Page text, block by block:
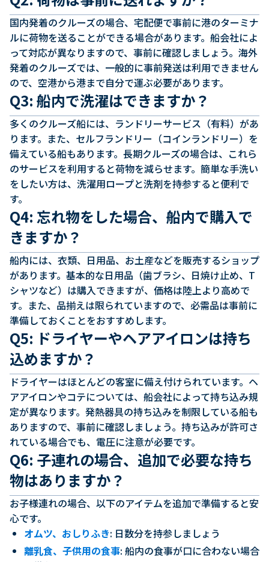
国内発着のクルーズの場合、宅配便で事前に港のターミナ
ルに荷物を送ることができる場合があります。船会社によ
って対応が異なりますので、事前に確認しましょう。海外
発着のクルーズでは、一般的に事前発送は利用できません
ので、空港から港まで自分で運ぶ必要があります。
Q3: 船内で洗濯はできますか？
多くのクルーズ船には、ランドリーサービス（有料）があ
ります。また、セルフランドリー（コインランドリー）を
備えている船もあります。長期クルーズの場合は、これら
のサービスを利用すると荷物を減らせます。簡単な手洗い
をしたい方は、洗濯用ロープと洗剤を持参すると便利で
す。
Q4: 忘れ物をした場合、船内で購入で
きますか？
船内には、衣類、日用品、お土産などを販売するショップ
があります。基本的な日用品（歯ブラシ、日焼け止め、T
シャツなど）は購入できますが、価格は陸上より高めで
す。また、品揃えは限られていますので、必需品は事前に
準備しておくことをおすすめします。
Q5: ドライヤーやヘアアイロンは持ち
込めますか？
ドライヤーはほとんどの客室に備え付けられています。ヘ
アアイロンやコテについては、船会社によって持ち込み規
定が異なります。発熱器具の持ち込みを制限している船も
ありますので、事前に確認しましょう。持ち込みが許可さ
れている場合でも、電圧に注意が必要です。
Q6: 子連れの場合、追加で必要な持ち
物はありますか？
お子様連れの場合、以下のアイテムを追加で準備すると安
心です。
オムツ、おしりふき: 日数分を持参しましょう
離乳食、子供用の食事: 船内の食事が口に合わない場合